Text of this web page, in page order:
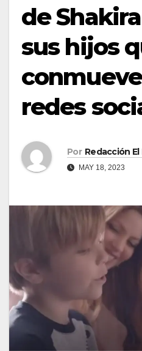
de
sus hijos
redes
Por Redacción El
MAY 18, 2023